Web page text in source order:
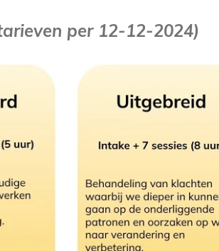
per 12-12-2024)